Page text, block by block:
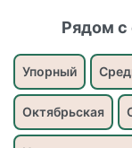
Рядом с
Упорный
Октябрьская